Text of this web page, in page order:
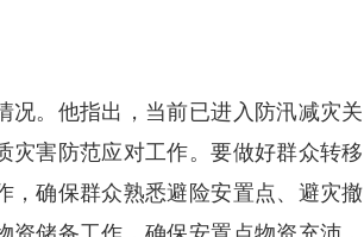
况。他指出，当前已进入防汛减灾关
灾害防范应对工作。要做好群众转移
，确保群众熟悉避险安置点、避灾撤